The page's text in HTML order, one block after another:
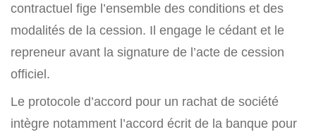
contractuel fige l’ensemble des conditions et des
modalités de la cession. Il engage le cédant et le
repreneur avant la signature de l’acte de cession
officiel.
Le protocole d’accord pour un rachat de société
intègre notamment l’accord écrit de la banque pour